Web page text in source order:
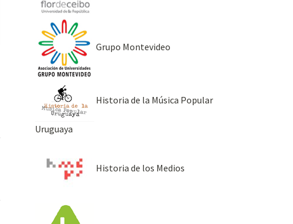
Grupo Montevideo
Historia de la Música Popular
Uruguaya
Historia de los Medios